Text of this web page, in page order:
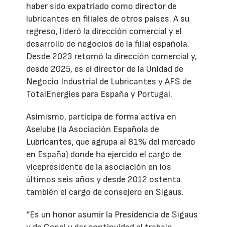
haber sido expatriado como director de
lubricantes en filiales de otros países. A su
regreso, lideró la dirección comercial y el
desarrollo de negocios de la filial española.
Desde 2023 retomó la dirección comercial y,
desde 2025, es el director de la Unidad de
Negocio Industrial de Lubricantes y AFS de
TotalEnergies para España y Portugal.
Asimismo, participa de forma activa en
Aselube (la Asociación Española de
Lubricantes, que agrupa al 81% del mercado
en España) donde ha ejercido el cargo de
vicepresidente de la asociación en los
últimos seis años y desde 2012 ostenta
también el cargo de consejero en Sigaus.
“Es un honor asumir la Presidencia de Sigaus